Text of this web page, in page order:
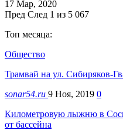
17 Мар, 2020
Пред След 1 из 5 067
Топ месяца:
Общество
Трамвай на ул. Сибиряков-
sonar54.ru 9 Ноя, 2019 0
Километровую лыжню в
от бассейна